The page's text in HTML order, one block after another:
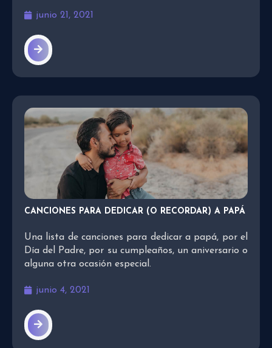
junio 21, 2021
CANCIONES PARA DEDICAR (O RECORDAR) A PAPÁ
Una lista de canciones para dedicar a papá, por el
Día del Padre, por su cumpleaños, un aniversario o
alguna otra ocasión especial.
junio 4, 2021